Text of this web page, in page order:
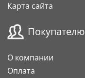
Карта сайта
Покупателю
О компании
Оплата